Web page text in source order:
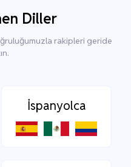
Diller
rakipleri geride
İspanyolca